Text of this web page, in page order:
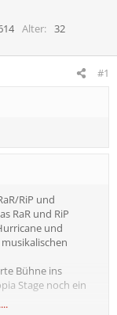
Alter
32
#1
RiP und
RaR und RiP
und
Bühne ins
Stage noch ein